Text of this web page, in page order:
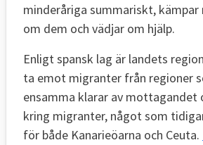
minderåriga summariskt,
om dem och vädjar om hjälp.
Enligt spansk lag är landets
ta emot migranter från regioner
ensamma klarar av mottagandet
kring migranter, något som
för både Kanarieöarna och Ceuta.